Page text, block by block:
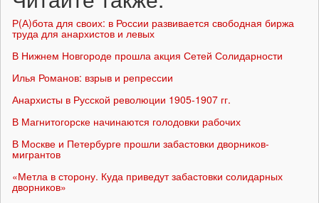
Р(А)бота для своих: в России развивается свободная биржа
труда для анархистов и левых
В Нижнем Новгороде прошла акция Сетей Солидарности
Илья Романов: взрыв и репрессии
Анархисты в Русской революции 1905-1907 гг.
В Магнитогорске начинаются голодовки рабочих
В Москве и Петербурге прошли забастовки дворников-
мигрантов
«Метла в сторону. Куда приведут забастовки солидарных
дворников»